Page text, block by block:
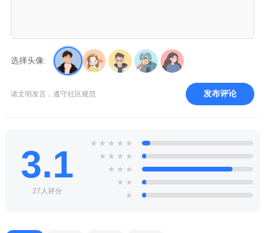
选择头像:
请文明发言，遵守社区规范 发布评论
3.1
27人评分
★ ★ ★ ★ ★
★ ★ ★ ★
★ ★ ★
★ ★
★